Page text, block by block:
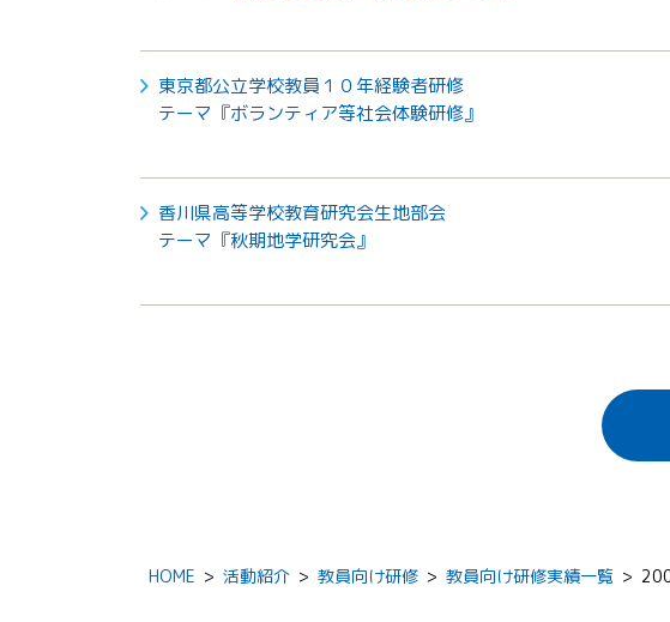
東京都公立学校教員１０年経験者研修
テーマ『ボランティア等社会体験研修』
香川県高等学校教育研究会生地部会
テーマ『秋期地学研究会』
HOME > 活動紹介 > 教員向け研修 > 教員向け研修実績一覧 >